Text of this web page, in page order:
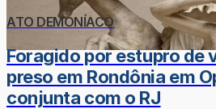
ATO DEMONÍACO
Foragido por estupro de
preso em Rondônia em
conjunta com o RJ